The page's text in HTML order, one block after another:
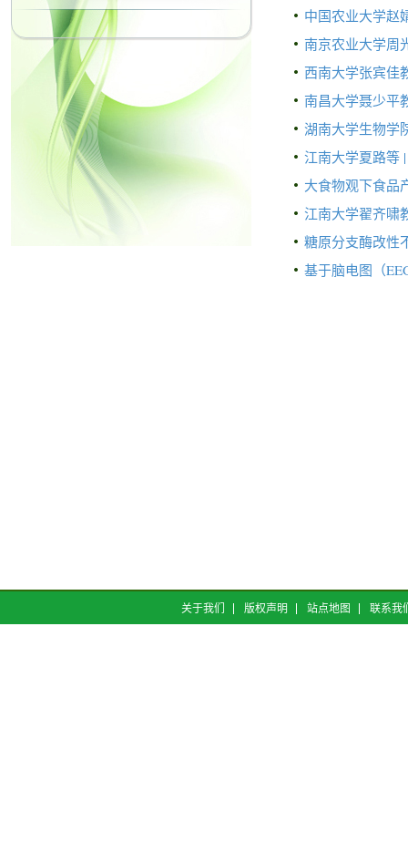
中国农业大学赵
南京农业大学周
西南大学张宾佳
南昌大学聂少平
湖南大学生物学
江南大学夏路等
大食物观下食品
江南大学翟齐啸
糖原分支酶改性
基于脑电图（
关于我们 版权声明 站点地图 联系我